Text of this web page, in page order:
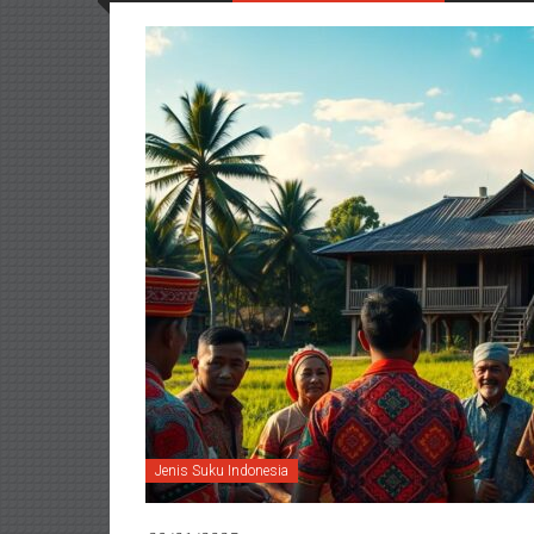
Jenis Suku Indonesia